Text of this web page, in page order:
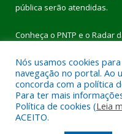
pública serão atendidas.
Conheça o PNTP e o Radar
Todos os direitos
Nós usamos cookies
navegação no portal. Ao
concorda com a política
Para ter mais
Política de cookies (Leia
ACEITO.